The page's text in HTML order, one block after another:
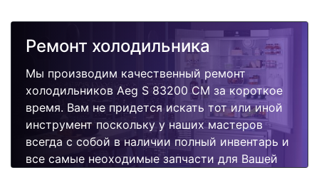
Ремонт холодильника
Мы производим качественный ремонт
холодильников Aeg S 83200 CM за короткое
время. Вам не придется искать тот или иной
инструмент поскольку у наших мастеров
всегда с собой в наличии полный инвентарь и
все самые неоходимые запчасти для Вашей